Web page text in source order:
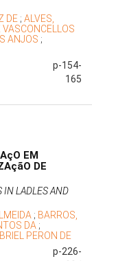
DE ; ALVES,
VASCONCELLOS
ANJOS ;
p-154-
165
EM
DE
IN LADLES AND
; BARROS,
DA ;
PERON DE
p-226-